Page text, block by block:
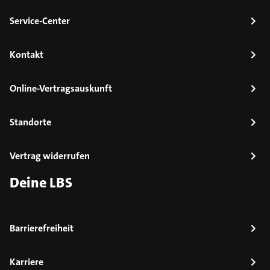
Service-Center
Kontakt
Online-Vertragsauskunft
Standorte
Vertrag widerrufen
Deine LBS
Barrierefreiheit
Karriere